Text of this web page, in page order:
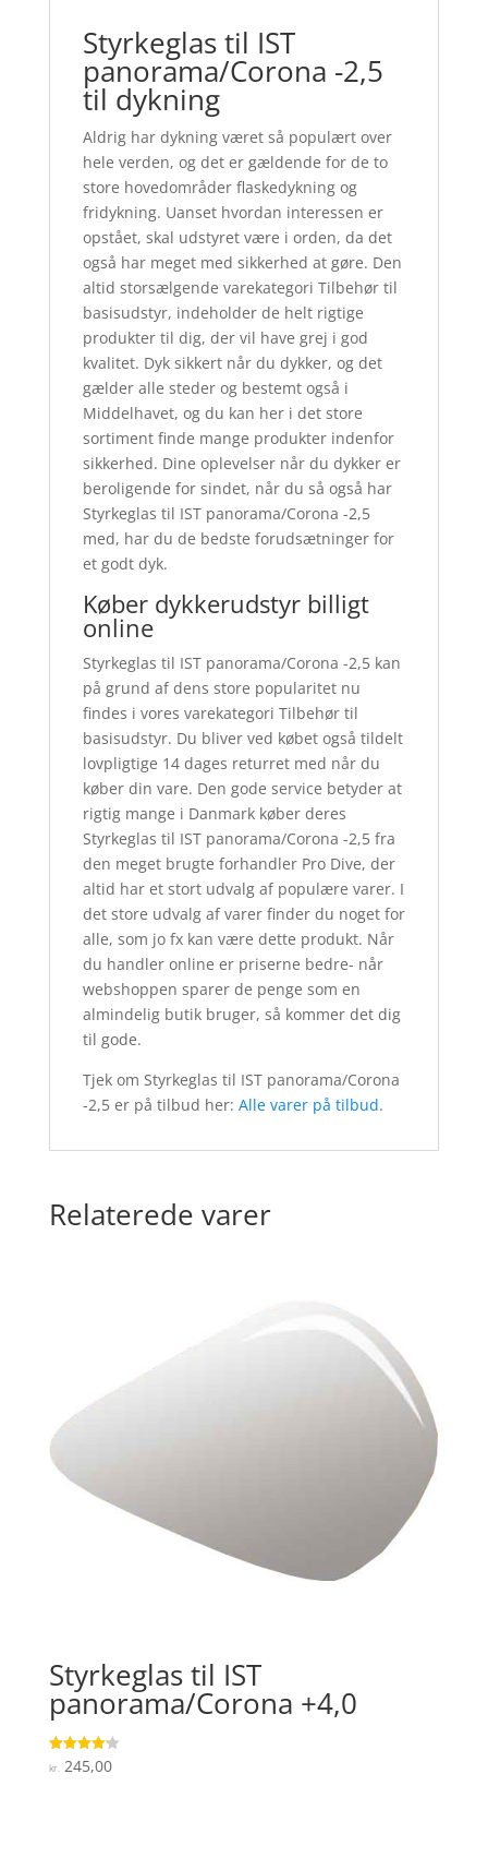
Styrkeglas til IST
panorama/Corona -2,5
til dykning
Aldrig har dykning været så populært over
hele verden, og det er gældende for de to
store hovedområder flaskedykning og
fridykning. Uanset hvordan interessen er
opstået, skal udstyret være i orden, da det
også har meget med sikkerhed at gøre. Den
altid storsælgende varekategori Tilbehør til
basisudstyr, indeholder de helt rigtige
produkter til dig, der vil have grej i god
kvalitet. Dyk sikkert når du dykker, og det
gælder alle steder og bestemt også i
Middelhavet, og du kan her i det store
sortiment finde mange produkter indenfor
sikkerhed. Dine oplevelser når du dykker er
beroligende for sindet, når du så også har
Styrkeglas til IST panorama/Corona -2,5
med, har du de bedste forudsætninger for
et godt dyk.
Køber dykkerudstyr billigt
online
Styrkeglas til IST panorama/Corona -2,5 kan
på grund af dens store popularitet nu
findes i vores varekategori Tilbehør til
basisudstyr. Du bliver ved købet også tildelt
lovpligtige 14 dages returret med når du
køber din vare. Den gode service betyder at
rigtig mange i Danmark køber deres
Styrkeglas til IST panorama/Corona -2,5 fra
den meget brugte forhandler Pro Dive, der
altid har et stort udvalg af populære varer. I
det store udvalg af varer finder du noget for
alle, som jo fx kan være dette produkt. Når
du handler online er priserne bedre- når
webshoppen sparer de penge som en
almindelig butik bruger, så kommer det dig
til gode.
Tjek om Styrkeglas til IST panorama/Corona
-2,5 er på tilbud her: Alle varer på tilbud.
Relaterede varer
Styrkeglas til IST
panorama/Corona +4,0
Vurderet
4.2
kr. 245,00